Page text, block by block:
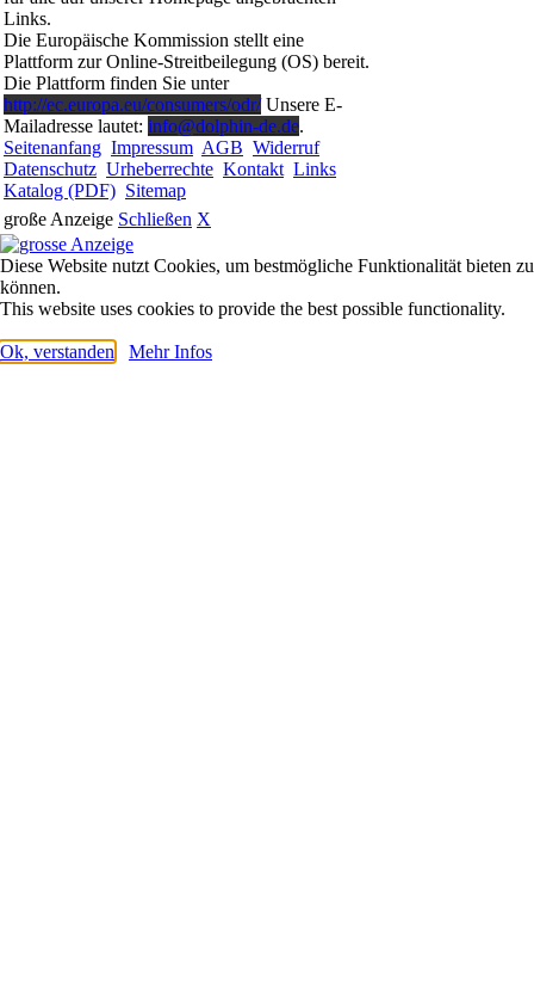
Links.
Die Europäische Kommission stellt eine
Plattform zur Online-Streitbeilegung (OS) bereit.
Die Plattform finden Sie unter
http://ec.europa.eu/consumers/odr/Unsere E-
Mailadresse lautet: info@dolphin-de.de.
Seitenanfang Impressum AGB Widerruf
Datenschutz Urheberrechte Kontakt Links
Katalog (PDF) Sitemap
große Anzeige Schließen X
Diese Website nutzt Cookies, um bestmögliche Funktionalität bieten zu
können.
This website uses cookies to provide the best possible functionality.
Ok, verstanden Mehr Infos